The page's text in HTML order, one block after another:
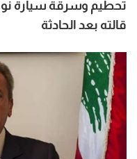
تحطيم وسرقة سيارة
قالته بعد الحادثة